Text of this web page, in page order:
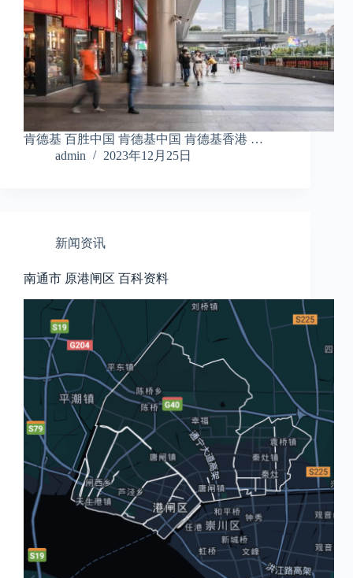
肯德基 百胜中国 肯德基中国 肯德基香港 …
admin
2023年12月25日
新闻资讯
南通市 原港闸区 百科资料